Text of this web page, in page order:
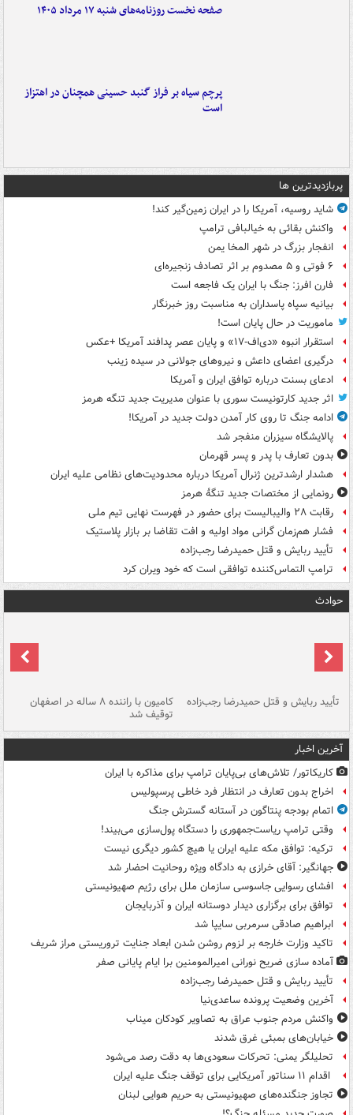
صفحه نخست روزنامه‌های شنبه ۱۷ مرداد ۱۴۰۵
پرچم سیاه بر فراز گنبد حسینی همچنان در اهتزاز
است
پربازدیدترین ها
شاید روسیه، آمریکا را در ایران زمین‌گیر کند!
واکنش بقائی به خیالبافی ترامپ
انفجار بزرگ در شهر المخا یمن
۶ فوتی و ۵ مصدوم بر اثر تصادف زنجیره‌ای
فارن افرز: جنگ با ایران یک فاجعه است
بیانیه سپاه پاسداران به مناسبت روز خبرنگار
ماموریت در حال پایان است!
استقرار انبوه «دی‌اف‑۱۷» و پایان عصر پدافند آمریکا +عکس
درگیری اعضای داعش و نیروهای جولانی در سیده زینب
ادعای بسنت درباره توافق ایران و آمریکا
اثر جدید کارتونیست سوری با عنوان مدیریت جدید تنگه هرمز
ادامه جنگ تا روی کار آمدن دولت جدید در آمریکا!
پالایشگاه سیزران منفجر شد
بدون تعارف با پدر و پسر قهرمان
هشدار ارشدترین ژنرال آمریکا درباره محدودیت‌های نظامی علیه ایران
رونمایی از مختصات جدید تنگۀ هرمز
رقابت ۲۸ والیبالیست برای حضور در فهرست نهایی تیم ملی
فشار هم‌زمان گرانی مواد اولیه و افت تقاضا بر بازار پلاستیک
تأیید ربایش و قتل حمیدرضا رجب‌زاده
ترامپ التماس‌کننده توافقی است که خود ویران کرد
حوادث
تأیید ربایش و قتل حمیدرضا رجب‌زاده کامیون با راننده ۸ ساله در اصفهان
توقیف شد
آخرین اخبار
کاریکاتور/ تلاش‌های بی‌پایان ترامپ برای مذاکره با ایران
اخراج بدون تعارف در انتظار فرد خاطی پرسپولیس
اتمام بودجه پنتاگون در آستانه گسترش جنگ
وقتی ترامپ ریاست‌جمهوری را دستگاه پول‌سازی می‌بیند!
ترکیه: توافق مکه علیه ایران یا هیچ کشور دیگری نیست
جهانگیر: آقای خرازی به دادگاه ویژه روحانیت احضار شد
افشای رسوایی جاسوسی سازمان ملل برای رژیم صهیونیستی
توافق برای برگزاری دیدار دوستانه ایران و آذربایجان
ابراهیم صادقی سرمربی سایپا شد
تاکید وزارت خارجه بر لزوم روشن شدن ابعاد جنایت تروریستی مراز شریف
آماده سازی ضریح نورانی امیرالمومنین برا ایام پایانی صفر
تأیید ربایش و قتل حمیدرضا رجب‌زاده
آخرین وضعیت پرونده ساعدی‌نیا
واکنش مردم جنوب عراق به تصاویر کودکان میناب
خیابان‌های بمبئی غرق شدند
تحلیلگر یمنی: تحرکات سعودی‌ها به دقت رصد می‌شود
اقدام ۱۱ سناتور آمریکایی برای توقف جنگ علیه ایران
تجاوز جنگنده‌های صهیونیستی به حریم هوایی لبنان